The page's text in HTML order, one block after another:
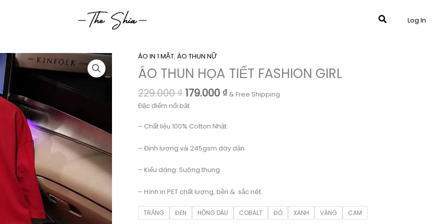
Tìm
Log In
ÁO IN 1 MẶT,ÁO THUN NỮ
ÁO THUN HỌA TIẾT FASHION GIRL
229.000₫ Giá
gốc
229.000 ₫.
179.000 ₫Giá
& Free Shipping
Đặc điểm nổi bật
– Chất liệu 100% Cotton Nhật.
– Định lượng vải 245gsm dày dặn
– Kiểu dáng: Suông thung
– Hình in PET chất lượng, bền & sắc nét.
TRẮNG ĐEN HỒNG DÂU COBALT ĐỎ XANH VÀNG CAM